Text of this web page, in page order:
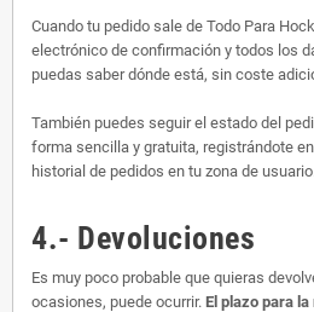
Cuando tu pedido sale de Todo Para
electrónico de confirmación y todos los
puedas saber dónde está, sin coste
También puedes seguir el estado del
forma sencilla y gratuita, registrándote
historial de pedidos en tu zona de usuario.
4.- Devoluciones
Es muy poco probable que quieras
ocasiones, puede ocurrir. El plazo para